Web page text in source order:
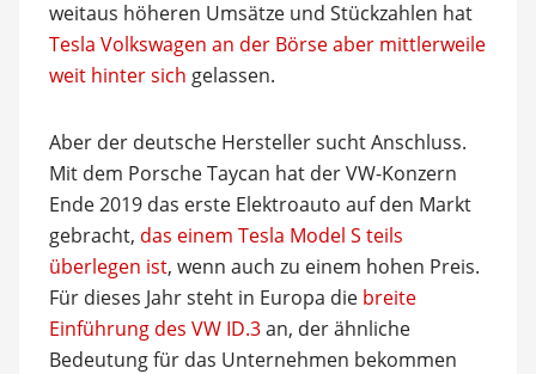
weitaus höheren Umsätze und Stückzahlen hat
Tesla Volkswagen an der Börse aber mittlerweile
weit hinter sich gelassen.
Aber der deutsche Hersteller sucht Anschluss.
Mit dem Porsche Taycan hat der VW-Konzern
Ende 2019 das erste Elektroauto auf den Markt
gebracht, das einem Tesla Model S teils
überlegen ist, wenn auch zu einem hohen Preis.
Für dieses Jahr steht in Europa die breite
Einführung des VW ID.3an, der ähnliche
Bedeutung für das Unternehmen bekommen